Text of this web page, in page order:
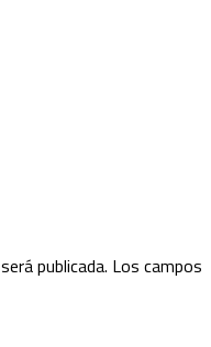
publicada. Los campos